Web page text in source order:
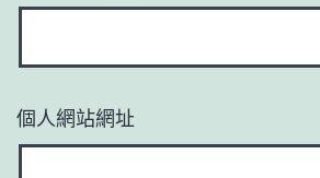
個人網站網址